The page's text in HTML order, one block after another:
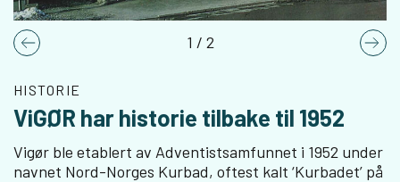
HISTORIE
ViGØR har historie tilbake til 1952
Vigør ble etablert av Adventistsamfunnet i 1952 under
navnet Nord-Norges Kurbad, oftest kalt ‘Kurbadet’ på
Previous 1 / 2